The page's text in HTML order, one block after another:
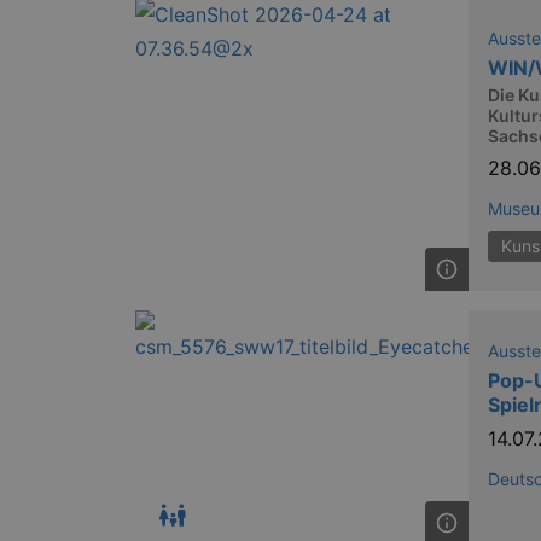
WIN/
Die
Pop-
XSRF-TOKEN
_gid